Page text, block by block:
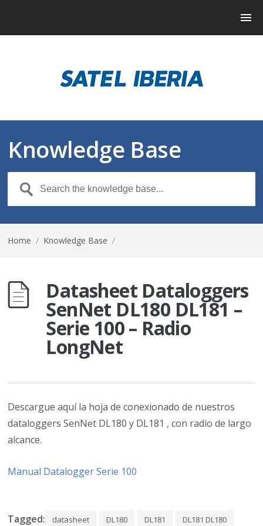
Knowledge Base
Home / Knowledge Base /
Datasheet Dataloggers
SenNet DL180 DL181 –
Serie 100 – Radio
LongNet
Descargue aquí la hoja de conexionado de nuestros
dataloggers SenNet DL180 y DL181 , con radio de largo
alcance.
Manual Datalogger Serie 100
Tagged: datasheet DL180 DL181 DL181 DL180